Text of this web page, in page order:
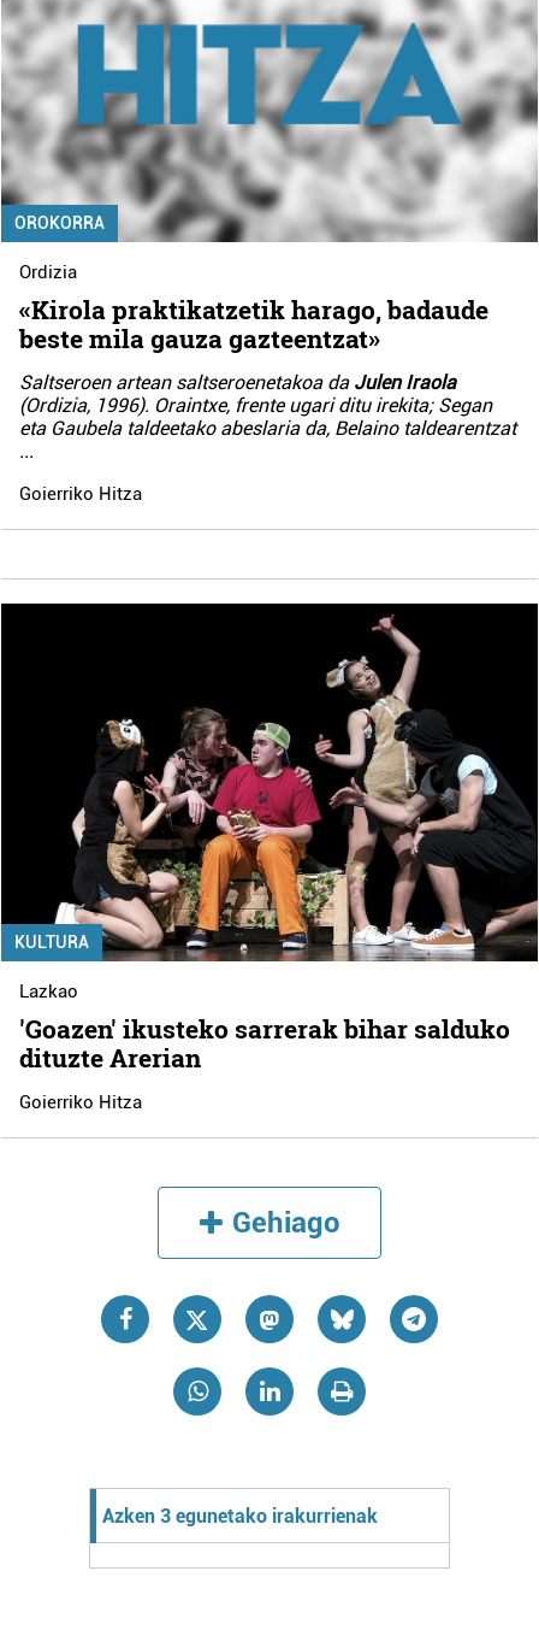
OROKORRA
Ordizia
«Kirola praktikatzetik harago, badaude
beste mila gauza gazteentzat»
Saltseroen artean saltseroenetakoa da Julen Iraola
(Ordizia, 1996). Oraintxe, frente ugari ditu irekita; Segan
eta Gaubela taldeetako abeslaria da, Belaino taldearentzat
...
Goierriko Hitza
KULTURA
Lazkao
'Goazen' ikusteko sarrerak bihar salduko
dituzte Arerian
Goierriko Hitza
Gehiago
Azken 3 egunetako irakurrienak